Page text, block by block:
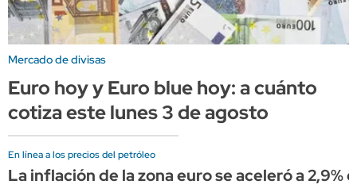
Mercado de divisas
Euro hoy y Euro blue hoy: a cuánto
cotiza este lunes 3 de agosto
En línea a los precios del petróleo
La inflación de la zona euro se aceleró a